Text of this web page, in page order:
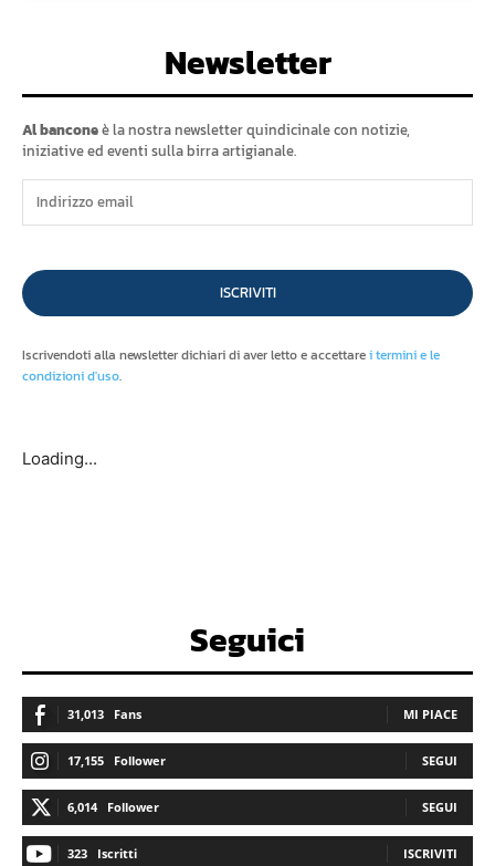
Newsletter
Al banconeè la nostra newsletter quindicinale con notizie,
iniziative ed eventi sulla birra artigianale.
ISCRIVITI
Iscrivendoti alla newsletter dichiari di aver letto e accettarei termini e le
condizioni d'uso.
Loading...
Seguici
31,013 Fans MI PIACE
17,155 Follower SEGUI
6,014 Follower SEGUI
323 Iscritti ISCRIVITI